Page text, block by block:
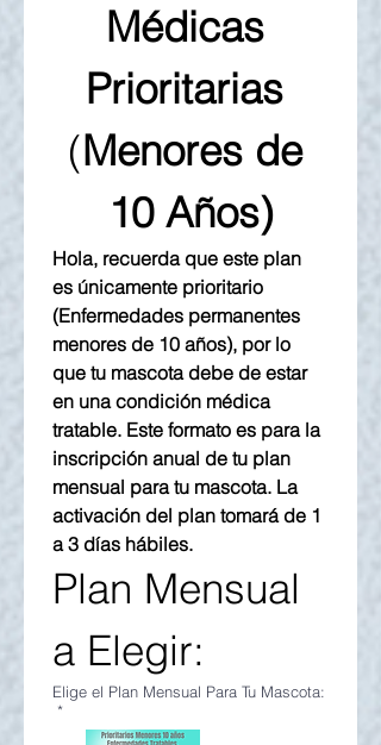
Médicas
Prioritarias
(Menores de
10 Años)
Hola, recuerda que este plan
es únicamente prioritario
(Enfermedades permanentes
menores de 10 años), por lo
que tu mascota debe de estar
en una condición médica
tratable. Este formato es para la
inscripción anual de tu plan
mensual para tu mascota. La
activación del plan tomará de 1
a 3 días hábiles.
Plan Mensual
a Elegir:
Elige el Plan Mensual Para Tu Mascota:
*